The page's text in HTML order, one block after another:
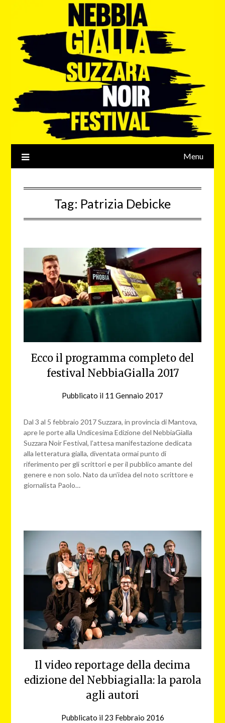
Menu
Tag: Patrizia Debicke
Ecco il programma completo del
festival NebbiaGialla 2017
Pubblicato il 11 Gennaio 2017
Dal 3 al 5 febbraio 2017 Suzzara, in provincia di Mantova,
apre le porte alla Undicesima Edizione del NebbiaGialla
Suzzara Noir Festival, l’attesa manifestazione dedicata
alla letteratura gialla, diventata ormai punto di
riferimento per gli scrittori e per il pubblico amante del
genere e non solo. Nato da un’idea del noto scrittore e
giornalista Paolo…
Il video reportage della decima
edizione del Nebbiagialla: la parola
agli autori
Pubblicato il 23 Febbraio 2016